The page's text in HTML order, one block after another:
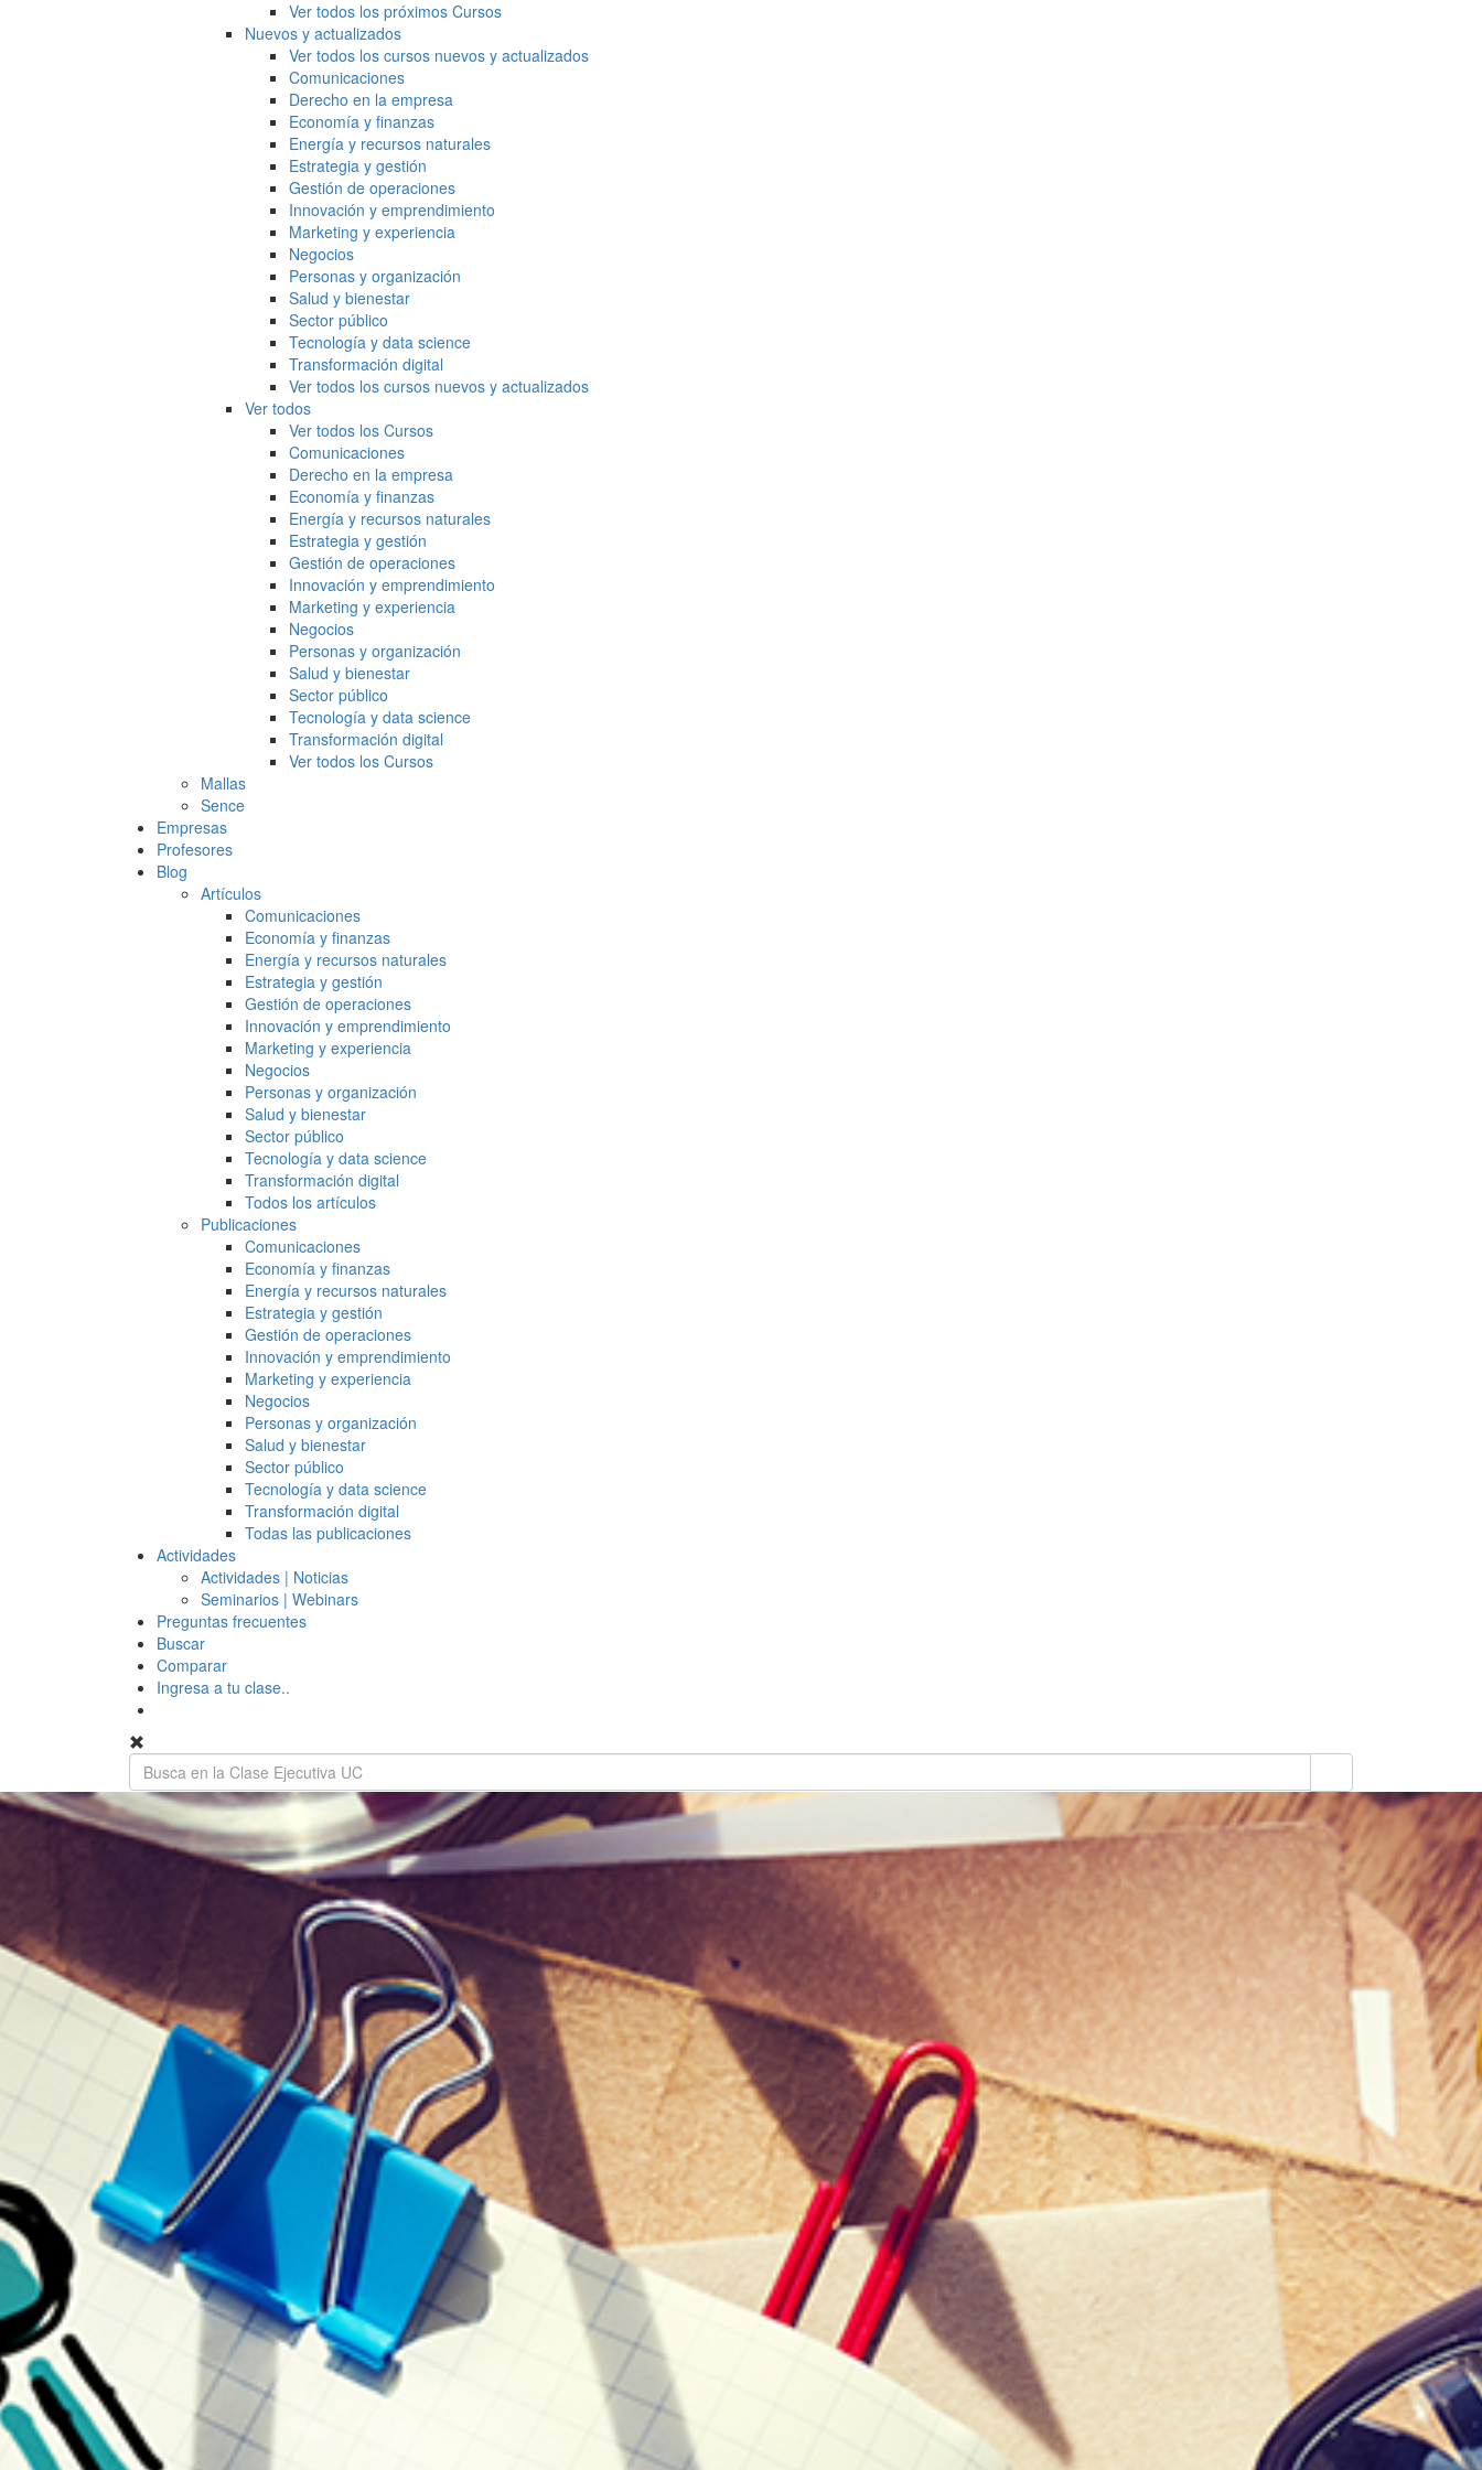
Ver todos los próximos Cursos
Nuevos y actualizados
Ver todos los cursos nuevos y actualizados
Comunicaciones
Derecho en la empresa
Economía y finanzas
Energía y recursos naturales
Estrategia y gestión
Gestión de operaciones
Innovación y emprendimiento
Marketing y experiencia
Negocios
Personas y organización
Salud y bienestar
Sector público
Tecnología y data science
Transformación digital
Ver todos los cursos nuevos y actualizados
Ver todos
Ver todos los Cursos
Comunicaciones
Derecho en la empresa
Economía y finanzas
Energía y recursos naturales
Estrategia y gestión
Gestión de operaciones
Innovación y emprendimiento
Marketing y experiencia
Negocios
Personas y organización
Salud y bienestar
Sector público
Tecnología y data science
Transformación digital
Ver todos los Cursos
Mallas
Sence
Empresas
Profesores
Blog
Artículos
Comunicaciones
Economía y finanzas
Energía y recursos naturales
Estrategia y gestión
Gestión de operaciones
Innovación y emprendimiento
Marketing y experiencia
Negocios
Personas y organización
Salud y bienestar
Sector público
Tecnología y data science
Transformación digital
Todos los artículos
Publicaciones
Comunicaciones
Economía y finanzas
Energía y recursos naturales
Estrategia y gestión
Gestión de operaciones
Innovación y emprendimiento
Marketing y experiencia
Negocios
Personas y organización
Salud y bienestar
Sector público
Tecnología y data science
Transformación digital
Todas las publicaciones
Actividades
Actividades | Noticias
Seminarios | Webinars
Preguntas frecuentes
Buscar
Comparar
Ingresa a tu clase..